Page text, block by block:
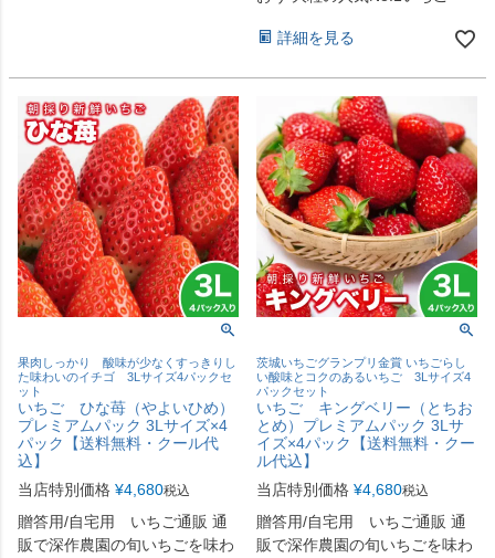
詳細を見る
果肉しっかり 酸味が少なくすっきりし
た味わいのイチゴ 3Lサイズ4パックセ
ット
いちご ひな苺（やよいひめ）
プレミアムパック 3Lサイズ×4
パック【送料無料・クール代
込】
当店特別価格 ¥4,680税込
贈答用/自宅用 いちご通販 通
販で深作農園の旬いちごを味わ
茨城いちごグランプリ金賞 いちごらし
い酸味とコクのあるいちご 3Lサイズ4
パックセット
いちご キングベリー（とちお
とめ）プレミアムパック 3Lサ
イズ×4パック【送料無料・クー
ル代込】
当店特別価格 ¥4,680税込
贈答用/自宅用 いちご通販 通
販で深作農園の旬いちごを味わ